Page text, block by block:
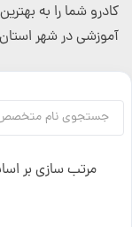
کادرو شما را به
آموزشی در شهر
مرتب سازی بر